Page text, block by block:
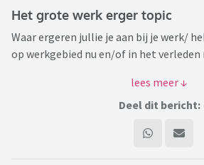
Het grote werk erger topic
Waar ergeren jullie je aan bij je werk/
op werkgebied nu en/of in het
- Collega's die achter de rug om dingen
Deel dit bericht: